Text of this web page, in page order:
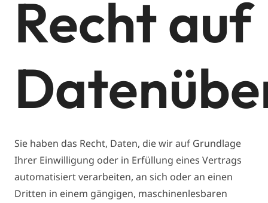
Recht auf
Sie haben das Recht, Daten, die wir auf Grundlage
Ihrer Einwilligung oder in Erfüllung eines Vertrags
automatisiert verarbeiten, an sich oder an einen
Dritten in einem gängigen, maschinenlesbaren